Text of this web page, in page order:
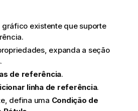
gráfico existente que suporte
expanda a seção
.
de referência.
linha de referência.
defina uma Condição de